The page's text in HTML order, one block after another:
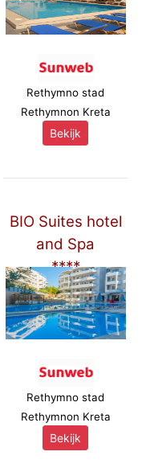
Rethymno stad
Rethymnon Kreta
Bekijk
BIO Suites hotel
and Spa
****
Rethymno stad
Rethymnon Kreta
Bekijk